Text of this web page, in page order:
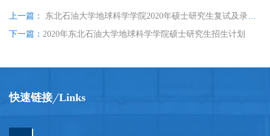
上一篇： 东北石油大学地球科学学院2020年硕士研究生复试及录取工作方案
下一篇： 2020年东北石油大学地球科学学院硕士研究生招生计划
快速链接 Links